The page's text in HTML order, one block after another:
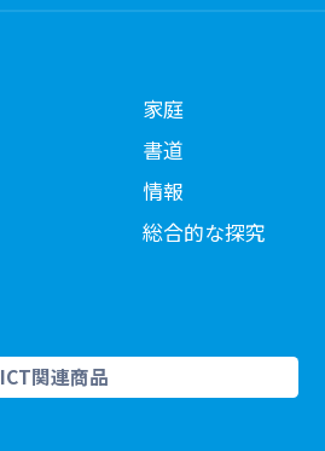
家庭
書道
情報
総合的な探究
ICT関連商品